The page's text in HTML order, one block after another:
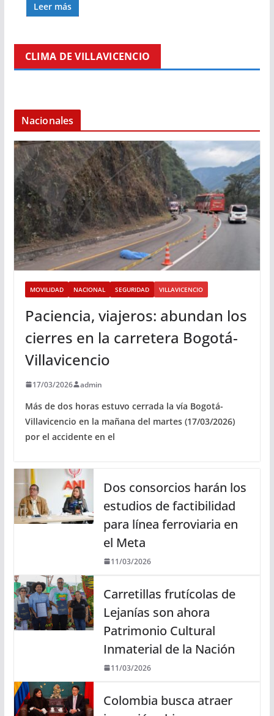
Leer más
CLIMA DE VILLAVICENCIO
Nacionales
MOVILIDAD NACIONAL SEGURIDAD VILLAVICENCIO
Paciencia, viajeros: abundan los
cierres en la carretera Bogotá-
Villavicencio
17/03/2026 admin
Más de dos horas estuvo cerrada la vía Bogotá-
Villavicencio en la mañana del martes (17/03/2026)
por el accidente en el
Dos consorcios harán los
estudios de factibilidad
para línea ferroviaria en
el Meta
11/03/2026
Carretillas frutícolas de
Lejanías son ahora
Patrimonio Cultural
Inmaterial de la Nación
11/03/2026
Colombia busca atraer